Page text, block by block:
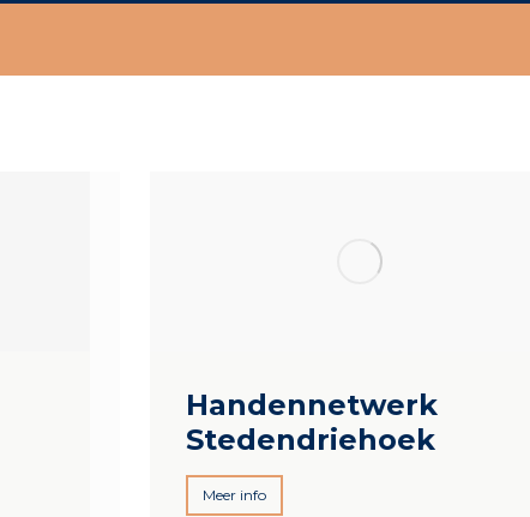
Handennetwerk
Stedendriehoek
Meer info